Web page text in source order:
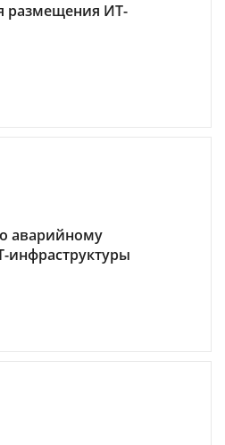
размещения ИТ-
аварийному
инфраструктуры